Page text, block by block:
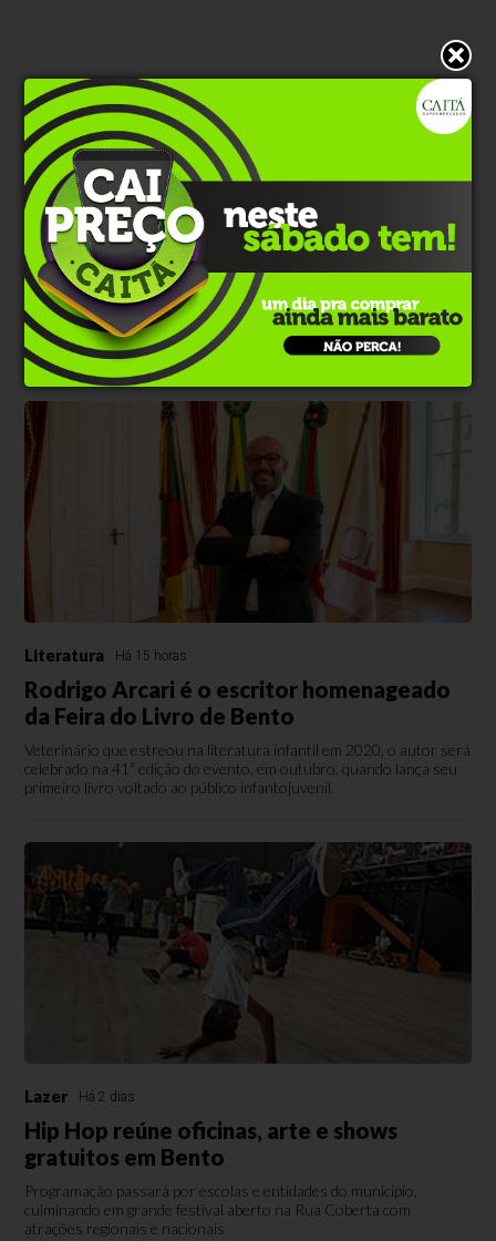
* O conteúdo de cada comentário é de responsabilidade de quem
realizá-lo. Nos reservamos ao direito de reprovar ou eliminar
comentários em desacordo com o propósito do site ou que
contenham palavras ofensivas.
Comentar
Literatura Há 15 horas
Rodrigo Arcari é o escritor homenageado
da Feira do Livro de Bento
Veterinário que estreou na literatura infantil em 2020, o autor será
celebrado na 41ª edição do evento, em outubro, quando lança seu
primeiro livro voltado ao público infantojuvenil.
Lazer Há 2 dias
Hip Hop reúne oficinas, arte e shows
gratuitos em Bento
Programação passará por escolas e entidades do município,
culminando em grande festival aberto na Rua Coberta com
atrações regionais e nacionais